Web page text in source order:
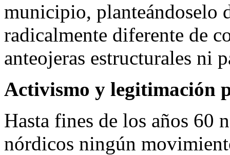
municipio, planteándoselo
radicalmente diferente de
anteojeras estructurales ni
Activismo y legitimación
Hasta fines de los años 60
nórdicos ningún